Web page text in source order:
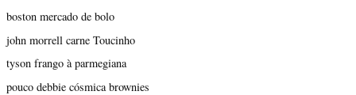
boston mercado de bolo
john morrell carne Toucinho
tyson frango à parmegiana
pouco debbie cósmica brownies